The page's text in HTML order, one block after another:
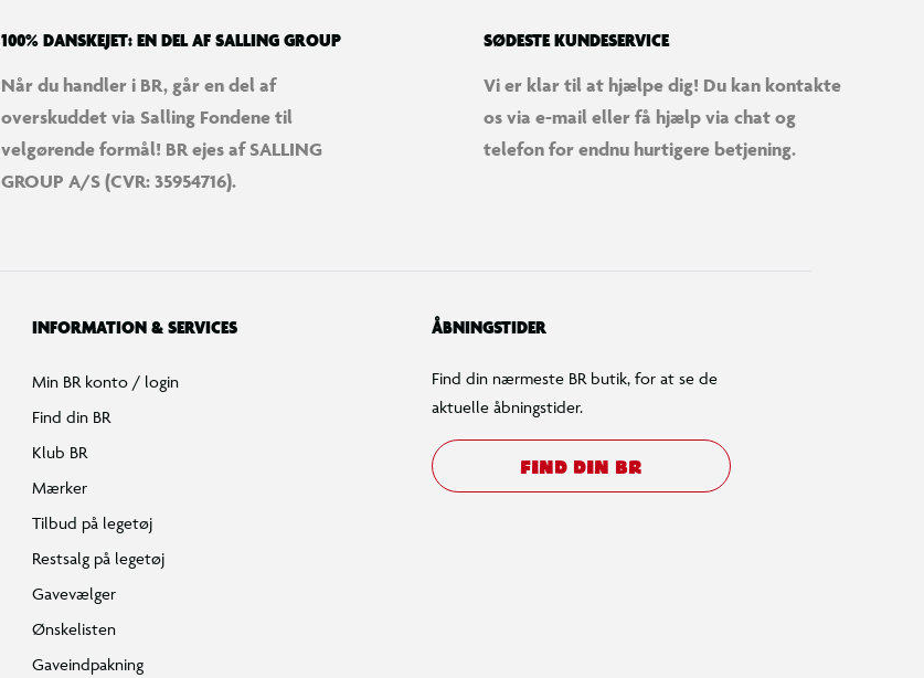
100% DANSKEJET: EN DEL AF SALLING GROUP
Når du handler i BR, går en del af
overskuddet via Salling Fondene til
velgørende formål! BR ejes af SALLING
GROUP A/S (CVR: 35954716).
SØDESTE KUNDESERVICE
Vi er klar til at hjælpe dig! Du kan kontakte
os via e-mail eller få hjælp via chat og
telefon for endnu hurtigere betjening.
INFORMATION & SERVICES
Min BR konto / login
Find din BR
Klub BR
Mærker
Tilbud på legetøj
Restsalg på legetøj
Gavevælger
Ønskelisten
Gaveindpakning
ÅBNINGSTIDER
Find din nærmeste BR butik, for at se de
aktuelle åbningstider.
FIND DIN BR